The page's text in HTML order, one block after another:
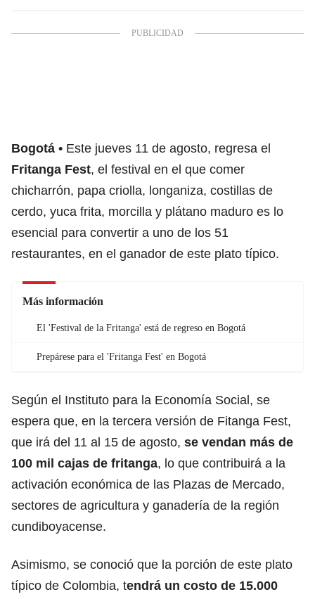
Bogotá
Este jueves 11 de agosto, regresa el
Fritanga Fest, el festival en el que comer
chicharrón, papa criolla, longaniza, costillas de
cerdo, yuca frita, morcilla y plátano maduro es lo
esencial para convertir a uno de los 51
restaurantes, en el ganador de este plato típico.
Más información
El 'Festival de la Fritanga' está de regreso en Bogotá
Prepárese para el 'Fritanga Fest' en Bogotá
Según el Instituto para la Economía Social, se
espera que, en la tercera versión de Fitanga Fest,
que irá del 11 al 15 de agosto, se vendan más de
100 mil cajas de fritanga, lo que contribuirá a la
activación económica de las Plazas de Mercado,
sectores de agricultura y ganadería de la región
cundiboyacense.
Asimismo, se conoció que la porción de este plato
típico de Colombia, tendrá un costo de 15.000